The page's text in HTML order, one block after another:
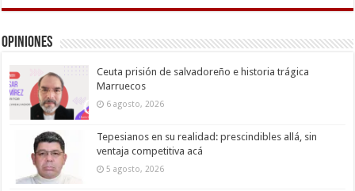
Opiniones
Ceuta prisión de salvadoreño e historia trágica
Marruecos
6 agosto, 2026
Tepesianos en su realidad: prescindibles allá, sin
ventaja competitiva acá
5 agosto, 2026